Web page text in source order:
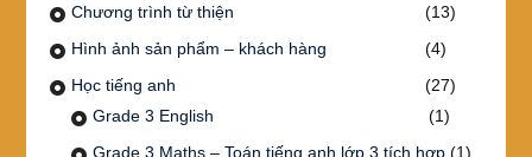
Chương trình từ thiện
(13)
Hình ảnh sản phẩm – khách hàng
(4)
Học tiếng anh
(27)
Grade 3 English
(1)
Grade 3 Maths – Toán tiếng anh lớp 3 tích hợp(1)